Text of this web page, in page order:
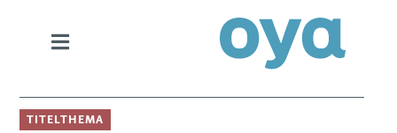
TITELTHEMA